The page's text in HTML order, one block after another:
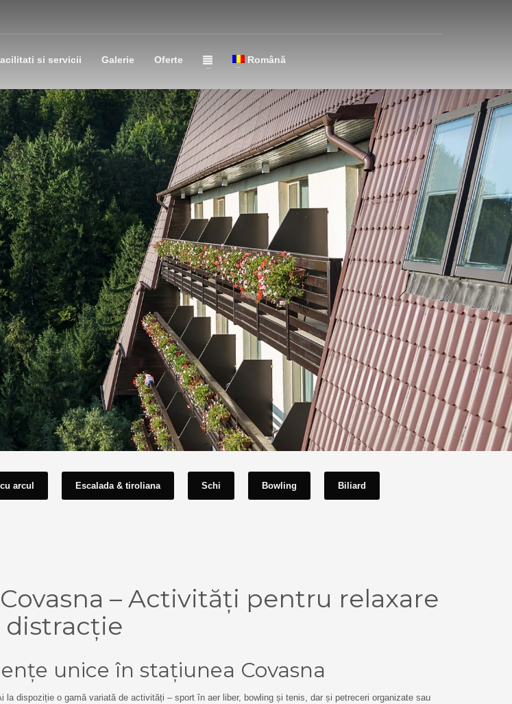
si servicii Galerie Oferte Română
arcul Escalada & tiroliana Schi Bowling Biliard
– Activități pentru relaxare
distracție
unice în stațiunea Covasna
la dispoziție o gamă variată de activități – sport în aer liber, bowling și tenis, dar și petreceri organizate sau